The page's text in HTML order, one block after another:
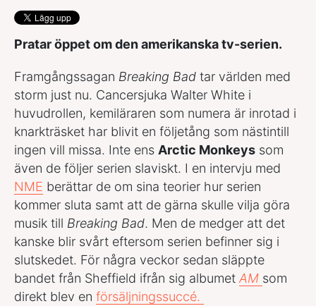
Pratar öppet om den amerikanska tv-serien.
Framgångssagan Breaking Bad tar världen med
storm just nu. Cancersjuka Walter White i
huvudrollen, kemiläraren som numera är inrotad i
knarkträsket har blivit en följetång som nästintill
ingen vill missa. Inte ens Arctic Monkeys som
även de följer serien slaviskt. I en intervju med
NME berättar de om sina teorier hur serien
kommer sluta samt att de gärna skulle vilja göra
musik till Breaking Bad. Men de medger att det
kanske blir svårt eftersom serien befinner sig i
slutskedet. För några veckor sedan släppte
bandet från Sheffield ifrån sig albumet AM som
direkt blev en försäljningssuccé.